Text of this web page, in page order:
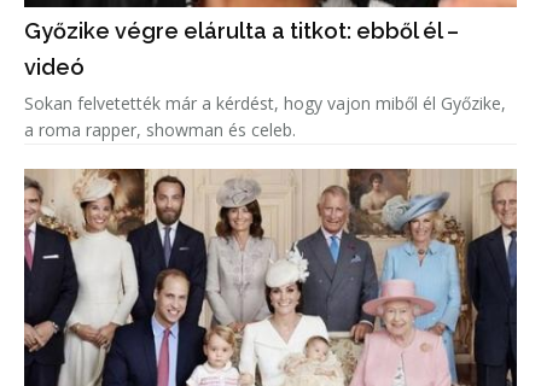
Győzike végre elárulta a titkot: ebből él –
videó
Sokan felvetették már a kérdést, hogy vajon miből él Győzike,
a roma rapper, showman és celeb.